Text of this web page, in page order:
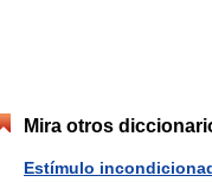
Mira otros
Estímulo